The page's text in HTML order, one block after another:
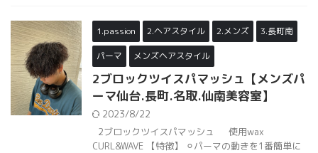
1.passion 2.ヘアスタイル 2.メンズ 3.長町南
パーマ メンズヘアスタイル
2ブロックツイスパマッシュ【メンズパ
ーマ仙台.長町.名取.仙南美容室】
2023/8/22
2ブロックツイスパマッシュ 使用wax
CURL&WAVE 【特徴】 ⚪︎パーマの動きを1番簡単に